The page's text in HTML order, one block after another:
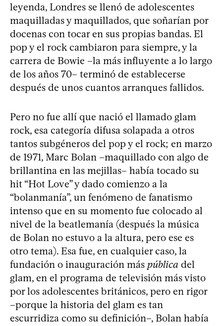
leyenda, Londres se llenó de adolescentes
maquilladas y maquillados, que soñarían por
docenas con tocar en sus propias bandas. El
pop y el rock cambiaron para siempre, y la
carrera de Bowie –la más influyente a lo largo
de los años 70– terminó de establecerse
después de unos cuantos arranques fallidos.
Pero no fue allí que nació el llamado glam
rock, esa categoría difusa solapada a otros
tantos subgéneros del pop y el rock; en marzo
de 1971, Marc Bolan –maquillado con algo de
brillantina en las mejillas– había tocado su
hit “Hot Love” y dado comienzo a la
“bolanmanía”, un fenómeno de fanatismo
intenso que en su momento fue colocado al
nivel de la beatlemanía (después la música
de Bolan no estuvo a la altura, pero ese es
otro tema). Esa fue, en cualquier caso, la
fundación o inauguración más pública del
glam, en el programa de televisión más visto
por los adolescentes británicos, pero en rigor
–porque la historia del glam es tan
escurridiza como su definición–, Bolan había